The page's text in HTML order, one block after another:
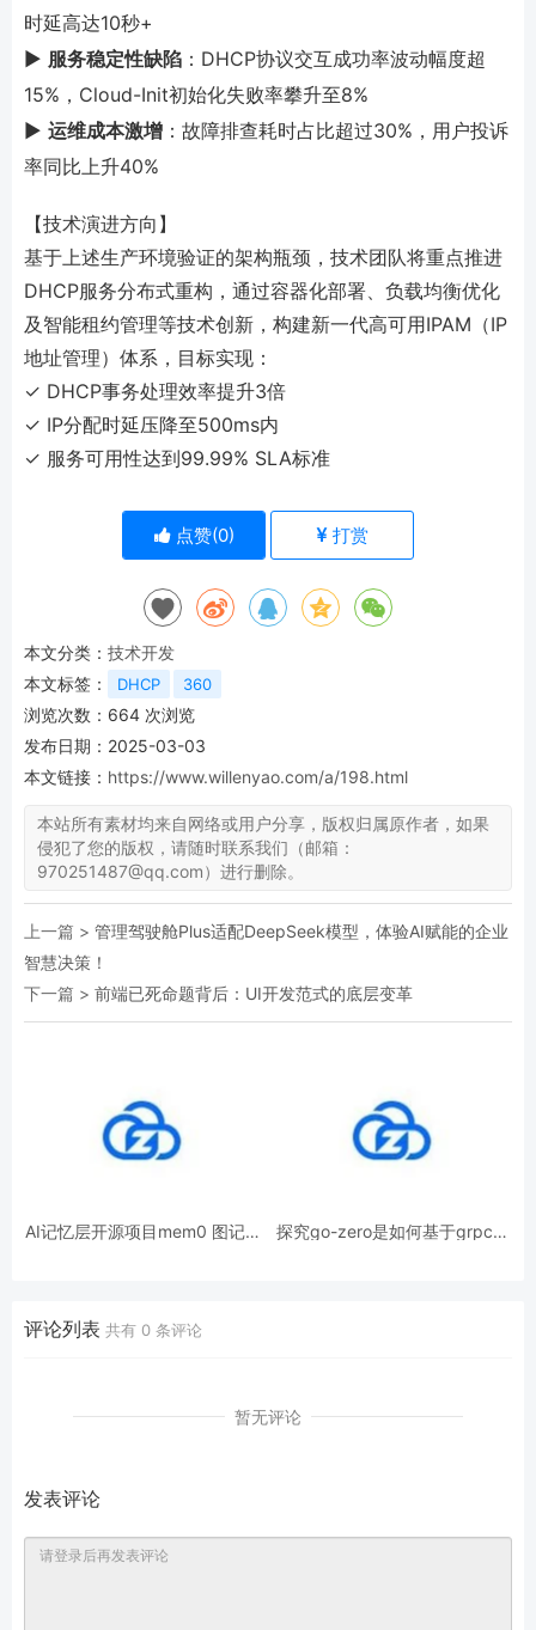
时延高达10秒+
▶️ 服务稳定性缺陷 ：DHCP协议交互成功率波动幅度超
15%，Cloud-Init初始化失败率攀升至8%
▶️ 运维成本激增 ：故障排查耗时占比超过30%，用户投诉
率同比上升40%
【技术演进方向】
基于上述生产环境验证的架构瓶颈，技术团队将重点推进
DHCP服务分布式重构，通过容器化部署、负载均衡优化
及智能租约管理等技术创新，构建新一代高可用IPAM（IP
地址管理）体系，目标实现：
✓ DHCP事务处理效率提升3倍
✓ IP分配时延压降至500ms内
✓ 服务可用性达到99.99% SLA标准
点赞(0) 打赏
本文分类： 技术开发
本文标签：
DHCP 360
浏览次数： 664 次浏览
发布日期：2025-03-03
本文链接： https://www.willenyao.com/a/198.html
本站所有素材均来自网络或用户分享，版权归属原作者，如果
侵犯了您的版权，请随时联系我们（邮箱：
970251487@qq.com）进行删除。
上一篇 > 管理驾驶舱Plus适配DeepSeek模型，体验AI赋能的企业
智慧决策！
下一篇 > 前端已死命题背后：UI开发范式的底层变革
AI记忆层开源项目mem0 图记忆
探究go-zero是如何基于grpc进
评论列表 共有 0 条评论
暂无评论
发表评论